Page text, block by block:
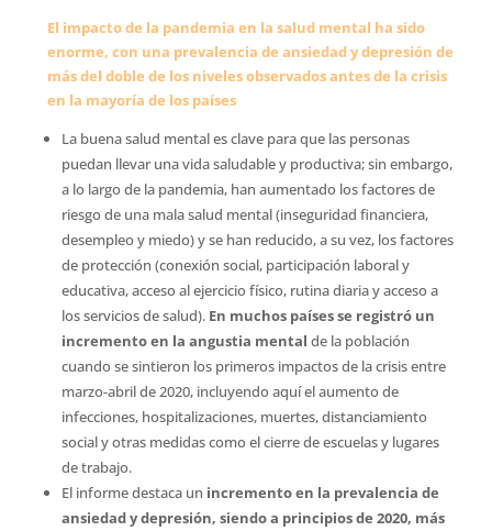
El impacto de la pandemia en la salud mental ha sido
enorme, con una prevalencia de ansiedad y depresión de
más del doble de los niveles observados antes de la crisis
en la mayoría de los países
La buena salud mental es clave para que las personas
puedan llevar una vida saludable y productiva; sin embargo,
a lo largo de la pandemia, han aumentado los factores de
riesgo de una mala salud mental (inseguridad financiera,
desempleo y miedo) y se han reducido, a su vez, los factores
de protección (conexión social, participación laboral y
educativa, acceso al ejercicio físico, rutina diaria y acceso a
los servicios de salud). En muchos países se registró un
incremento en la angustia mental de la población
cuando se sintieron los primeros impactos de la crisis entre
marzo-abril de 2020, incluyendo aquí el aumento de
infecciones, hospitalizaciones, muertes, distanciamiento
social y otras medidas como el cierre de escuelas y lugares
de trabajo.
El informe destaca un incremento en la prevalencia de
ansiedad y depresión, siendo a principios de 2020, más